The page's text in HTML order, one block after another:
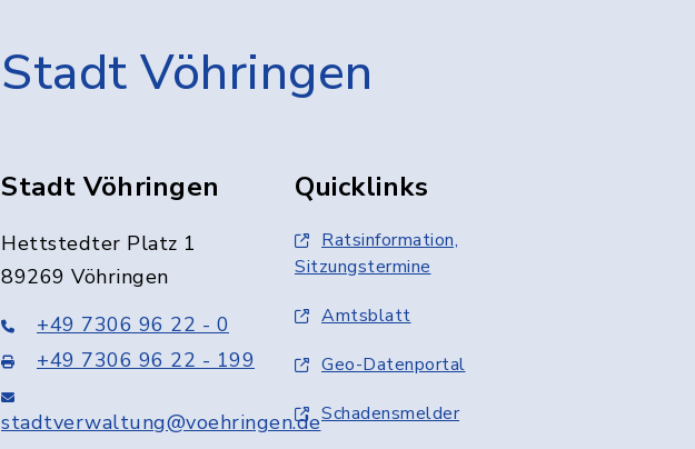
Stadt Vöhringen
Stadt Vöhringen
Hettstedter Platz 1
89269 Vöhringen
+49 7306 96 22 - 0
+49 7306 96 22 - 199
stadtverwaltung@voehringen.de
Quicklinks
Ratsinformation,
Sitzungstermine
Amtsblatt
Geo-Datenportal
Schadensmelder